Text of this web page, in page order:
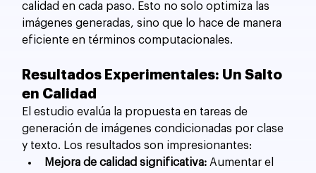
calidad en cada paso. Esto no solo optimiza las
imágenes generadas, sino que lo hace de manera
eficiente en términos computacionales.
Resultados Experimentales: Un Salto
en Calidad
El estudio evalúa la propuesta en tareas de
generación de imágenes condicionadas por clase
y texto. Los resultados son impresionantes:
Mejora de calidad significativa: Aumentar el